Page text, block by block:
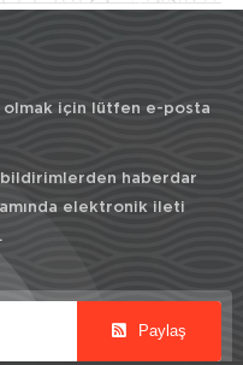
için lütfen e-posta
bildirimlerden haberdar
elektronik ileti
Paylaş